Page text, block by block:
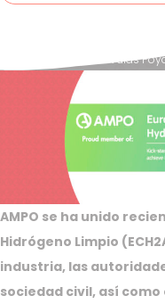
AMPO Válvulas
AMPO se ha unido
Hidrógeno Limpio
industria, las
sociedad civil, así